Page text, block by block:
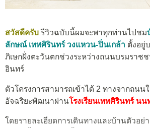
สวัสดีครับ รีวิวฉบับนี้ผมจะพาทุกท่านไปชม
ลักษณ์ เทพศิรินทร์ วงแหวน-ปิ่นเกล้า ตั้งอยู่
ภิเษกฝั่งตะวันตกช่วงระหว่างถนนบรมรา
อินทร์
ตัวโครงการสามารถเข้าได้ 2 ทางจากถนน
อัจฉริยะพัฒนาผ่านโรงเรียนเทพศิรินทร์ นน
โดยรายละเอียดการเดินทางและบ้านตัวอ